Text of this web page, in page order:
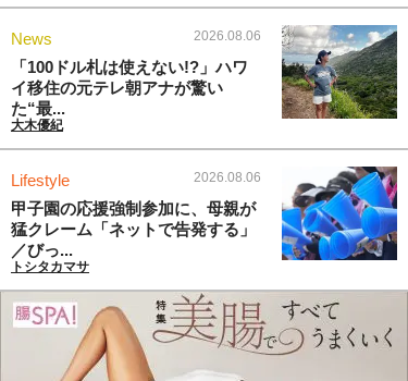
News 2026.08.06
「100ドル札は使えない!?」ハワ
イ移住の元テレ朝アナが驚い
た“最...
大木優紀
Lifestyle 2026.08.06
甲子園の応援強制参加に、母親が
猛クレーム「ネットで告発する」
／びっ...
トシタカマサ